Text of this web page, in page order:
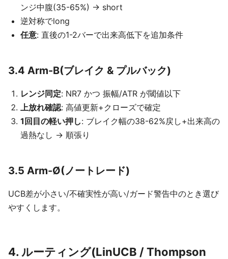
ンジ中腹(35-65%) → short
逆対称でlong
任意: 直後の1-2バーで出来高低下を追加条件
3.4 Arm-B(ブレイク & プルバック)
レンジ同定: NR7 かつ 振幅/ATR が閾値以下
上放れ確認: 高値更新+クローズで確定
1回目の軽い押し: ブレイク幅の38-62%戻し+出来高の
過熱なし → 順張り
3.5 Arm-Ø(ノートレード)
UCB差が小さい/不確実性が高い/ガード警告中のとき選び
やすくします。
4. ルーティング(LinUCB / Thompson